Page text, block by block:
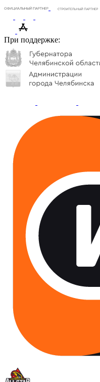
При поддержке: